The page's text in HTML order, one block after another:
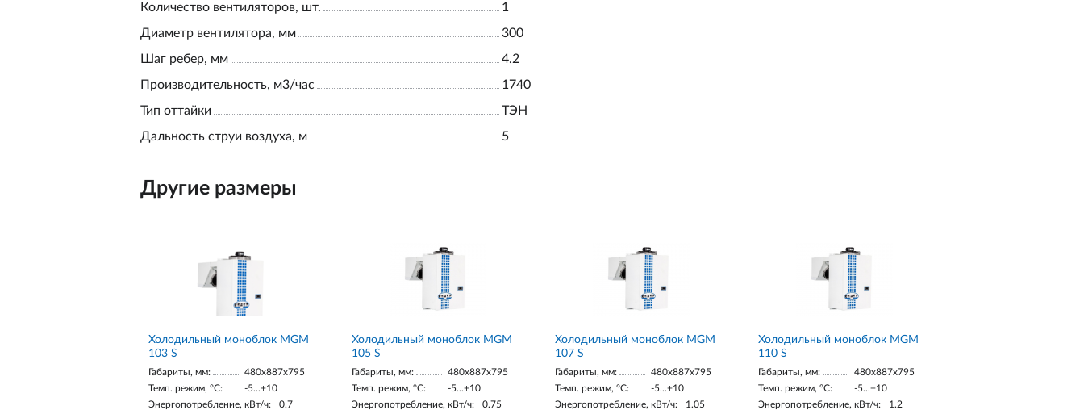
Количество вентиляторов, шт.
1
Диаметр вентилятора, мм
300
Шаг ребер, мм
4.2
Производительность, м3/час
1740
Тип оттайки
ТЭН
Дальность струи воздуха, м
5
Другие размеры
Холодильный моноблок MGM
103 S
Габариты, мм:
480x887x795
Темп. режим, °С:
-5...+10
Энергопотребление, кВт/ч:
0.7
Холодильный моноблок MGM
105 S
Габариты, мм:
480x887x795
Темп. режим, °С:
-5...+10
Энергопотребление, кВт/ч:
0.75
Холодильный моноблок MGM
107 S
Габариты, мм:
480x887x795
Темп. режим, °С:
-5...+10
Энергопотребление, кВт/ч:
1.05
Холодильный моноблок MGM
110 S
Габариты, мм:
480x887x795
Темп. режим, °С:
-5...+10
Энергопотребление, кВт/ч:
1.2